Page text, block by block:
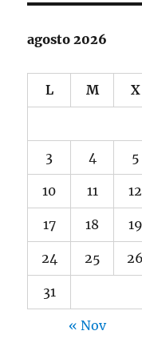
agosto 2026
L M X
3 4 5
10 11 12
17 18 19
24 25 26
31
« Nov